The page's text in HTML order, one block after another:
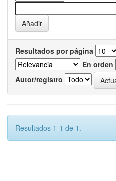
Resultados por página
En orden
Autor/registro
Resultados 1-1 de 1.